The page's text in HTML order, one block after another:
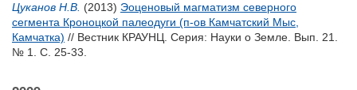
Цуканов Н.В. (2013) Эоценовый магматизм северного
сегмента Кроноцкой палеодуги (п-ов Камчатский Мыс,
Камчатка) // Вестник КРАУНЦ. Серия: Науки о Земле. Вып. 21.
№ 1. С. 25-33.